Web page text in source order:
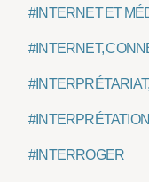
#INTERNET ET
#INTERNET,
#INTERROGER